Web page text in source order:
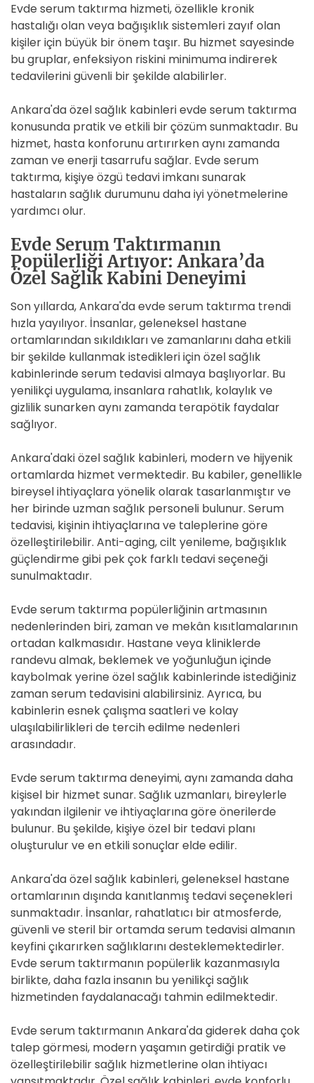
Evde serum taktırma hizmeti, özellikle kronik
hastalığı olan veya bağışıklık sistemleri zayıf olan
kişiler için büyük bir önem taşır. Bu hizmet sayesinde
bu gruplar, enfeksiyon riskini minimuma indirerek
tedavilerini güvenli bir şekilde alabilirler.
Ankara'da özel sağlık kabinleri evde serum taktırma
konusunda pratik ve etkili bir çözüm sunmaktadır. Bu
hizmet, hasta konforunu artırırken aynı zamanda
zaman ve enerji tasarrufu sağlar. Evde serum
taktırma, kişiye özgü tedavi imkanı sunarak
hastaların sağlık durumunu daha iyi yönetmelerine
yardımcı olur.
Evde Serum Taktırmanın
Popülerliği Artıyor: Ankara’da
Özel Sağlık Kabini Deneyimi
Son yıllarda, Ankara'da evde serum taktırma trendi
hızla yayılıyor. İnsanlar, geleneksel hastane
ortamlarından sıkıldıkları ve zamanlarını daha etkili
bir şekilde kullanmak istedikleri için özel sağlık
kabinlerinde serum tedavisi almaya başlıyorlar. Bu
yenilikçi uygulama, insanlara rahatlık, kolaylık ve
gizlilik sunarken aynı zamanda terapötik faydalar
sağlıyor.
Ankara'daki özel sağlık kabinleri, modern ve hijyenik
ortamlarda hizmet vermektedir. Bu kabiler, genellikle
bireysel ihtiyaçlara yönelik olarak tasarlanmıştır ve
her birinde uzman sağlık personeli bulunur. Serum
tedavisi, kişinin ihtiyaçlarına ve taleplerine göre
özelleştirilebilir. Anti-aging, cilt yenileme, bağışıklık
güçlendirme gibi pek çok farklı tedavi seçeneği
sunulmaktadır.
Evde serum taktırma popülerliğinin artmasının
nedenlerinden biri, zaman ve mekân kısıtlamalarının
ortadan kalkmasıdır. Hastane veya kliniklerde
randevu almak, beklemek ve yoğunluğun içinde
kaybolmak yerine özel sağlık kabinlerinde istediğiniz
zaman serum tedavisini alabilirsiniz. Ayrıca, bu
kabinlerin esnek çalışma saatleri ve kolay
ulaşılabilirlikleri de tercih edilme nedenleri
arasındadır.
Evde serum taktırma deneyimi, aynı zamanda daha
kişisel bir hizmet sunar. Sağlık uzmanları, bireylerle
yakından ilgilenir ve ihtiyaçlarına göre önerilerde
bulunur. Bu şekilde, kişiye özel bir tedavi planı
oluşturulur ve en etkili sonuçlar elde edilir.
Ankara'da özel sağlık kabinleri, geleneksel hastane
ortamlarının dışında kanıtlanmış tedavi seçenekleri
sunmaktadır. İnsanlar, rahatlatıcı bir atmosferde,
güvenli ve steril bir ortamda serum tedavisi almanın
keyfini çıkarırken sağlıklarını desteklemektedirler.
Evde serum taktırmanın popülerlik kazanmasıyla
birlikte, daha fazla insanın bu yenilikçi sağlık
hizmetinden faydalanacağı tahmin edilmektedir.
Evde serum taktırmanın Ankara'da giderek daha çok
talep görmesi, modern yaşamın getirdiği pratik ve
özelleştirilebilir sağlık hizmetlerine olan ihtiyacı